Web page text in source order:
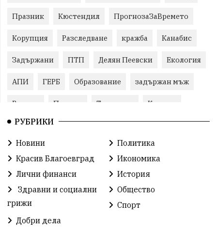
Празник Кюстендил ПрогнозаЗаВремето
Корупция Разследване кражба Канабис
Задържани ПТП Делян Пеевски Екология
АПИ ГЕРБ Образование задържан мъж
Ремонт Пожари Традиции Култура
Илияна Йотова
Бойко Борисов Методи Байкушев
Прокуратура
Избори Икономика побой алкохол
Общински съвет
РУБРИКИ
Новини
Политика
Красив Благоевград
Икономика
Лични финанси
История
Здравни и социални
грижи
Общество
Спорт
Добри дела